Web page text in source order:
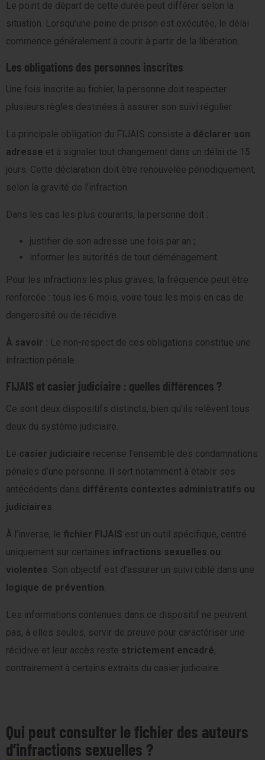
Le point de départ de cette durée peut différer selon la
situation. Lorsqu’une peine de prison est exécutée, le délai
commence généralement à courir à partir de la libération.
Les obligations des personnes inscrites
Une fois inscrite au fichier, la personne doit respecter
plusieurs règles destinées à assurer son suivi régulier.
La principale obligation du FIJAIS consiste à déclarer son
adresse et à signaler tout changement dans un délai de 15
jours. Cette déclaration doit être renouvelée périodiquement,
selon la gravité de l’infraction.
Dans les cas les plus courants, la personne doit :
justifier de son adresse une fois par an ;
informer les autorités de tout déménagement.
Pour les infractions les plus graves, la fréquence peut être
renforcée : tous les 6 mois, voire tous les mois en cas de
dangerosité ou de récidive.
À savoir : Le non-respect de ces obligations constitue une
infraction pénale.
FIJAIS et casier judiciaire : quelles différences ?
Ce sont deux dispositifs distincts, bien qu’ils relèvent tous
deux du système judiciaire.
Le casier judiciaire recense l’ensemble des condamnations
pénales d’une personne. Il sert notamment à établir ses
antécédents dans différents contextes administratifs ou
judiciaires
À l’inverse, le fichier FIJAIS est un outil spécifique, centré
uniquement sur certaines infractions sexuelles ou
violentes . Son objectif est d’assurer un suivi ciblé dans une
logique de prévention
Les informations contenues dans ce dispositif ne peuvent
pas, à elles seules, servir de preuve pour caractériser une
récidive et leur accès reste strictement encadré,
contrairement à certains extraits du casier judiciaire.
Qui peut consulter le fichier des auteurs
d’infractions sexuelles ?